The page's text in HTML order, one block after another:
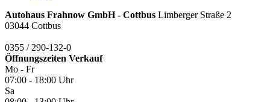
Autohaus Frahnow GmbH - Cottbus Limberger Straße 2
03044 Cottbus
0355 / 290-132-0
Öffnungszeiten Verkauf
Mo - Fr
07:00 - 18:00 Uhr
Sa